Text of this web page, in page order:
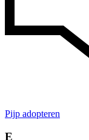
Pijp adopteren
E